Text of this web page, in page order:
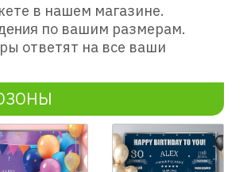
в нашем магазине.
по вашим размерам.
ответят на все ваши